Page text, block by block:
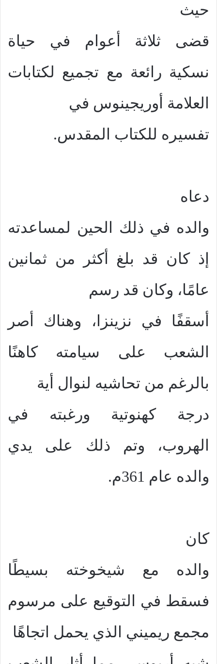
حيث
قضى ثلاثة أعوام في حياة
نسكية رائعة مع تجميع لكتابات
العلامة أوريجينوس في
تفسيره للكتاب المقدس.
دعاه
والده في ذلك الحين لمساعدته
إذ كان قد بلغ أكثر من ثمانين
عامًا، وكان قد رسم
أسقفًا في نزينزا، وهناك أصر
الشعب على سيامته كاهنًا
بالرغم من تحاشيه لنوال أية
درجة كهنوتية ورغبته في
الهروب، وتم ذلك على يدي
والده عام 361م.
كان
والده مع شيخوخته بسيطًا
فسقط في التوقيع على مرسوم
مجمع ريميني الذي يحمل اتجاهًا